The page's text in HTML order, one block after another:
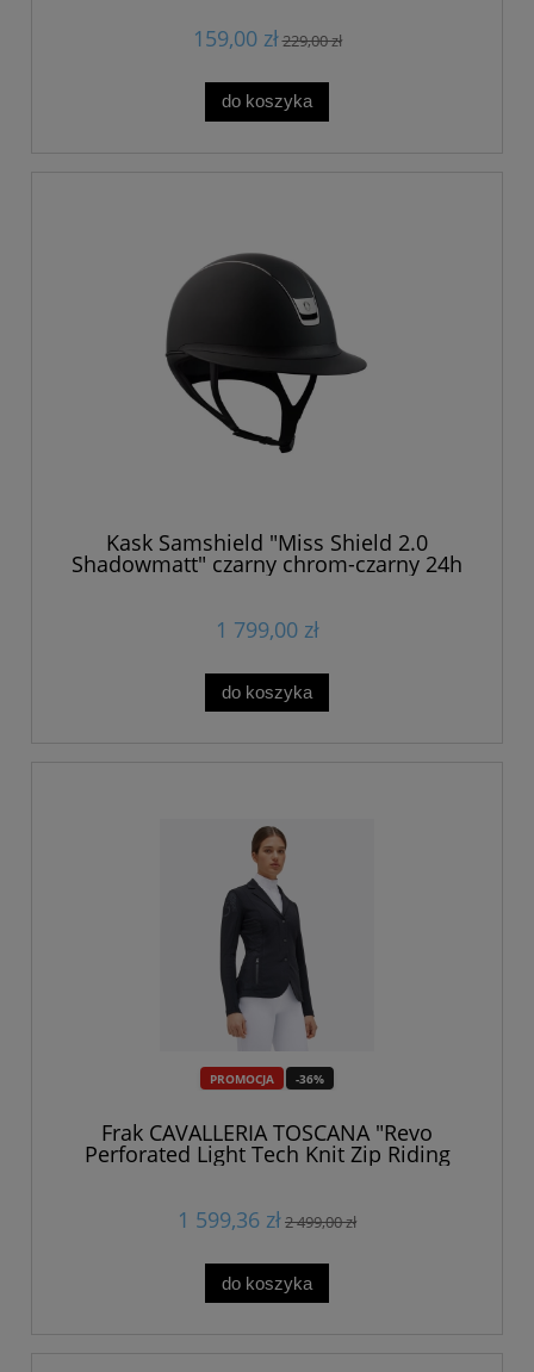
159,00 zł229,00 zł
do koszyka
Kask Samshield "Miss Shield 2.0
Shadowmatt" czarny chrom-czarny 24h
1 799,00 zł
do koszyka
PROMOCJA -36%
Frak CAVALLERIA TOSCANA "Revo
Perforated Light Tech Knit Zip Riding
Jacket" SS2025 black 24h
1 599,36 zł2 499,00 zł
do koszyka